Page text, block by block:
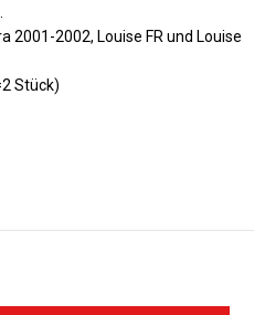
2001-2002, Louise FR und Louise
Stück)